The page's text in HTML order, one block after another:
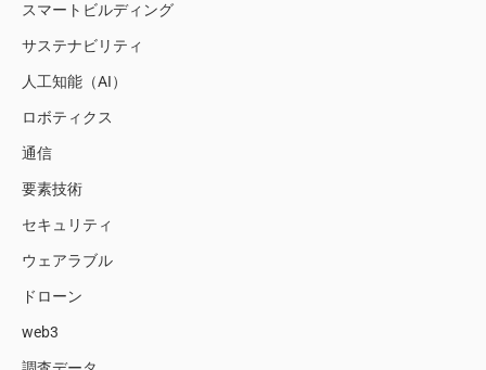
スマートビルディング
サステナビリティ
人工知能（AI）
ロボティクス
通信
要素技術
セキュリティ
ウェアラブル
ドローン
web3